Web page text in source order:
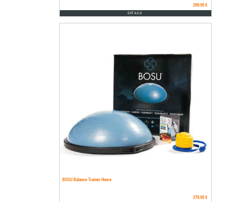
209.95 €
DETAILS
BOSU Balance Trainer Home
279.95 €